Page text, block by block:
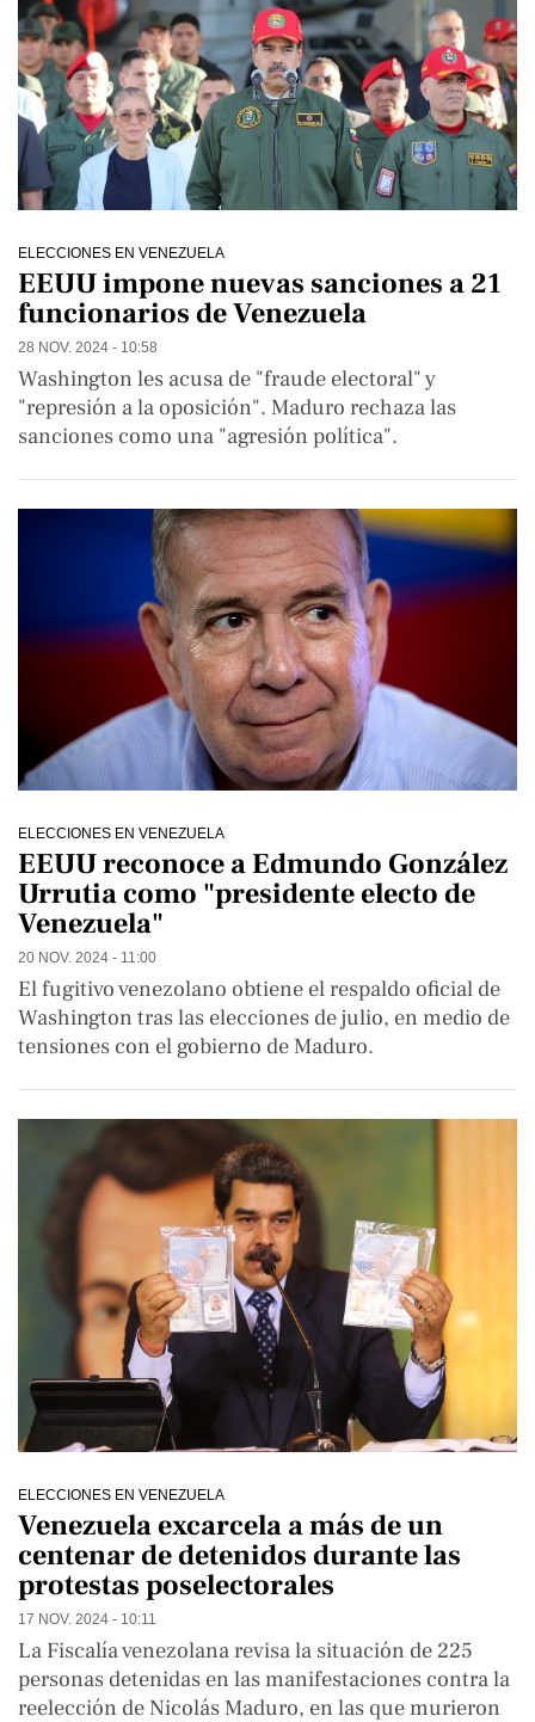
ELECCIONES EN VENEZUELA
EEUU impone nuevas sanciones a 21
funcionarios de Venezuela
28 NOV. 2024 - 10:58
Washington les acusa de "fraude electoral" y
"represión a la oposición". Maduro rechaza las
sanciones como una "agresión política".
ELECCIONES EN VENEZUELA
EEUU reconoce a Edmundo González
Urrutia como "presidente electo de
Venezuela"
20 NOV. 2024 - 11:00
El fugitivo venezolano obtiene el respaldo oficial de
Washington tras las elecciones de julio, en medio de
tensiones con el gobierno de Maduro.
ELECCIONES EN VENEZUELA
Venezuela excarcela a más de un
centenar de detenidos durante las
protestas poselectorales
17 NOV. 2024 - 10:11
La Fiscalía venezolana revisa la situación de 225
personas detenidas en las manifestaciones contra la
reelección de Nicolás Maduro, en las que murieron